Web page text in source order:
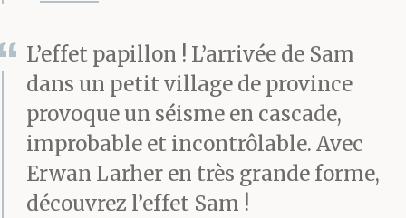
L’effet papillon ! L’arrivée de Sam
dans un petit village de province
provoque un séisme en cascade,
improbable et incontrôlable. Avec
Erwan Larher en très grande forme,
découvrez l’effet Sam !